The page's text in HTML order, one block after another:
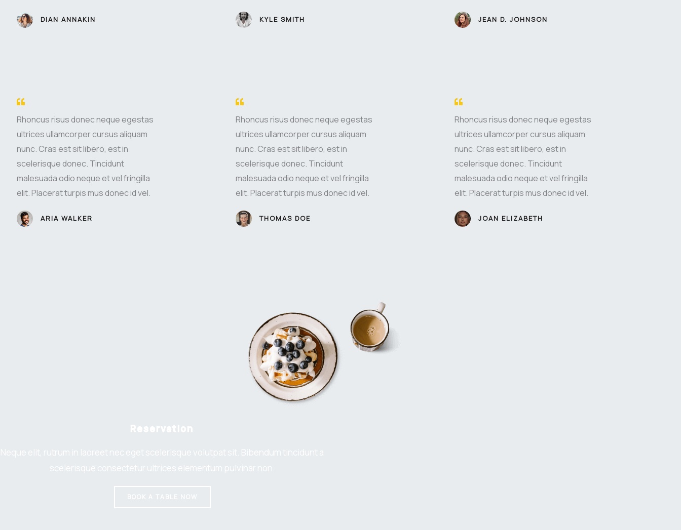
DIAN ANNAKIN KYLE SMITH JEAN D. JOHNSON
Rhoncus risus donec neque egestas
ultrices ullamcorper cursus aliquam
nunc. Cras est sit libero, est in
scelerisque donec. Tincidunt
malesuada odio neque et vel fringilla
elit. Placerat turpis mus donec id vel.
ARIA WALKER
Rhoncus risus donec neque egestas
ultrices ullamcorper cursus aliquam
nunc. Cras est sit libero, est in
scelerisque donec. Tincidunt
malesuada odio neque et vel fringilla
elit. Placerat turpis mus donec id vel.
THOMAS DOE
Rhoncus risus donec neque egestas
ultrices ullamcorper cursus aliquam
nunc. Cras est sit libero, est in
scelerisque donec. Tincidunt
malesuada odio neque et vel fringilla
elit. Placerat turpis mus donec id vel.
JOAN ELIZABETH